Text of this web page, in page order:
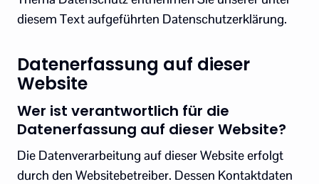
diesem Text aufgeführten Datenschutzerklärung.
Datenerfassung auf dieser
Website
Wer ist verantwortlich für die
Datenerfassung auf dieser Website?
Die Datenverarbeitung auf dieser Website erfolgt
durch den Websitebetreiber. Dessen Kontaktdaten